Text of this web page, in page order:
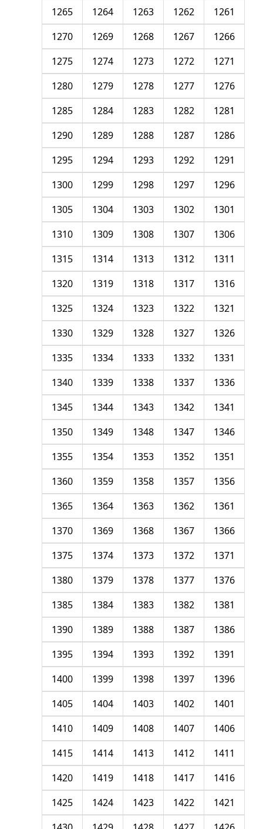
1261
1262
1263
1264
1265
1266
1267
1268
1269
1270
1271
1272
1273
1274
1275
1276
1277
1278
1279
1280
1281
1282
1283
1284
1285
1286
1287
1288
1289
1290
1291
1292
1293
1294
1295
1296
1297
1298
1299
1300
1301
1302
1303
1304
1305
1306
1307
1308
1309
1310
1311
1312
1313
1314
1315
1316
1317
1318
1319
1320
1321
1322
1323
1324
1325
1326
1327
1328
1329
1330
1331
1332
1333
1334
1335
1336
1337
1338
1339
1340
1341
1342
1343
1344
1345
1346
1347
1348
1349
1350
1351
1352
1353
1354
1355
1356
1357
1358
1359
1360
1361
1362
1363
1364
1365
1366
1367
1368
1369
1370
1371
1372
1373
1374
1375
1376
1377
1378
1379
1380
1381
1382
1383
1384
1385
1386
1387
1388
1389
1390
1391
1392
1393
1394
1395
1396
1397
1398
1399
1400
1401
1402
1403
1404
1405
1406
1407
1408
1409
1410
1411
1412
1413
1414
1415
1416
1417
1418
1419
1420
1421
1422
1423
1424
1425